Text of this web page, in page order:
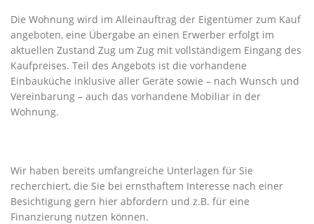
Die Wohnung wird im Alleinauftrag der Eigentümer zum Kauf
angeboten, eine Übergabe an einen Erwerber erfolgt im
aktuellen Zustand Zug um Zug mit vollständigem Eingang des
Kaufpreises. Teil des Angebots ist die vorhandene
Einbauküche inklusive aller Geräte sowie – nach Wunsch und
Vereinbarung – auch das vorhandene Mobiliar in der
Wohnung.
Wir haben bereits umfangreiche Unterlagen für Sie
recherchiert, die Sie bei ernsthaftem Interesse nach einer
Besichtigung gern hier abfordern und z.B. für eine
Finanzierung nutzen können.